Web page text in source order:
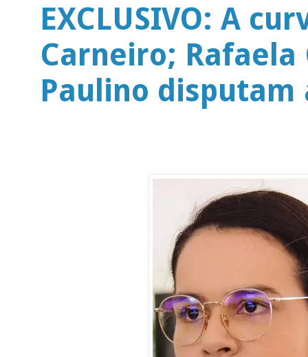
EXCLUSIVO: A
Carneiro;
Paulino disputam